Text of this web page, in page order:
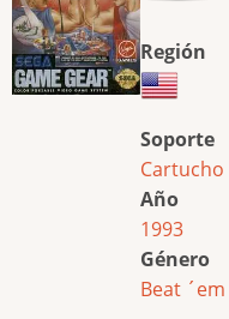
Región
Soporte
Cartucho
Año
1993
Género
Beat